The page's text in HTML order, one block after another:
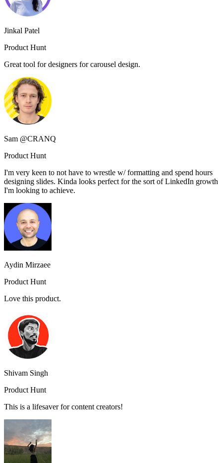
Jinkal Patel
Product Hunt
Great tool for designers for carousel design.
Sam @CRANQ
Product Hunt
I'm very keen to not have to wrestle w/ formatting and spend hours
designing slides. Kinda looks perfect for the sort of LinkedIn growth
I'm looking to achieve.
Aydin Mirzaee
Product Hunt
Love this product.
Shivam Singh
Product Hunt
This is a lifesaver for content creators!